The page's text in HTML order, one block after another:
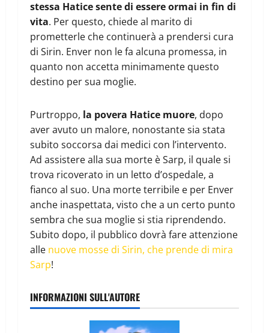
stessa Hatice sente di essere ormai in fin di
vita. Per questo, chiede al marito di
prometterle che continuerà a prendersi cura
di Sirin. Enver non le fa alcuna promessa, in
quanto non accetta minimamente questo
destino per sua moglie.
Purtroppo, la povera Hatice muore, dopo
aver avuto un malore, nonostante sia stata
subito soccorsa dai medici con l’intervento.
Ad assistere alla sua morte è Sarp, il quale si
trova ricoverato in un letto d’ospedale, a
fianco al suo. Una morte terribile e per Enver
anche inaspettata, visto che a un certo punto
sembra che sua moglie si stia riprendendo.
Subito dopo, il pubblico dovrà fare attenzione
alle nuove mosse di Sirin, che prende di mira
Sarp!
INFORMAZIONI SULL'AUTORE